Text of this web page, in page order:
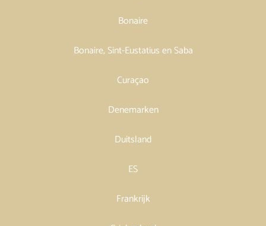
Bonaire
Bonaire, Sint-Eustatius en Saba
Curaçao
Denemarken
Duitsland
ES
Frankrijk